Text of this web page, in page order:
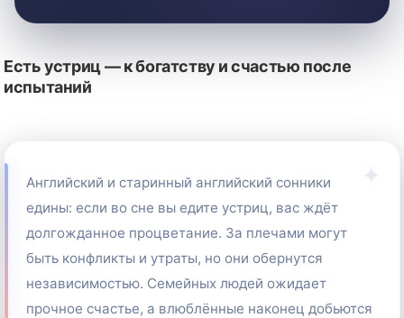
Есть устриц — к богатству и счастью после
испытаний
Английский и старинный английский сонники
едины: если во сне вы едите устриц, вас ждёт
долгожданное процветание. За плечами могут
быть конфликты и утраты, но они обернутся
независимостью. Семейных людей ожидает
прочное счастье, а влюблённые наконец добьются